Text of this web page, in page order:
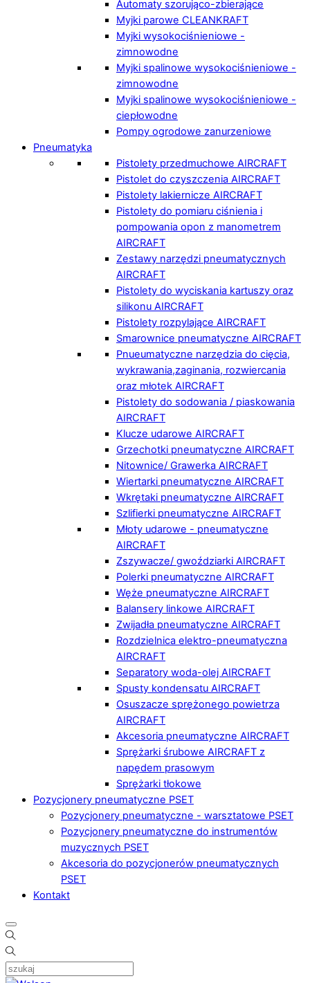
Automaty szorująco-zbierające
Myjki parowe CLEANKRAFT
Myjki wysokociśnieniowe -
zimnowodne
Myjki spalinowe wysokociśnieniowe -
zimnowodne
Myjki spalinowe wysokociśnieniowe -
ciepłowodne
Pompy ogrodowe zanurzeniowe
Pneumatyka
Pistolety przedmuchowe AIRCRAFT
Pistolet do czyszczenia AIRCRAFT
Pistolety lakiernicze AIRCRAFT
Pistolety do pomiaru ciśnienia i
pompowania opon z manometrem
AIRCRAFT
Zestawy narzędzi pneumatycznych
AIRCRAFT
Pistolety do wyciskania kartuszy oraz
silikonu AIRCRAFT
Pistolety rozpylające AIRCRAFT
Smarownice pneumatyczne AIRCRAFT
Pnueumatyczne narzędzia do cięcia,
wykrawania,zaginania, rozwiercania
oraz młotek AIRCRAFT
Pistolety do sodowania / piaskowania
AIRCRAFT
Klucze udarowe AIRCRAFT
Grzechotki pneumatyczne AIRCRAFT
Nitownice/ Grawerka AIRCRAFT
Wiertarki pneumatyczne AIRCRAFT
Wkrętaki pneumatyczne AIRCRAFT
Szlifierki pneumatyczne AIRCRAFT
Młoty udarowe - pneumatyczne
AIRCRAFT
Zszywacze/ gwoździarki AIRCRAFT
Polerki pneumatyczne AIRCRAFT
Węże pneumatyczne AIRCRAFT
Balansery linkowe AIRCRAFT
Zwijadła pneumatyczne AIRCRAFT
Rozdzielnica elektro-pneumatyczna
AIRCRAFT
Separatory woda-olej AIRCRAFT
Spusty kondensatu AIRCRAFT
Osuszacze sprężonego powietrza
AIRCRAFT
Akcesoria pneumatyczne AIRCRAFT
Sprężarki śrubowe AIRCRAFT z
napędem prasowym
Sprężarki tłokowe
Pozycjonery pneumatyczne PSET
Pozycjonery pneumatyczne - warsztatowe PSET
Pozycjonery pneumatyczne do instrumentów
muzycznych PSET
Akcesoria do pozycjonerów pneumatycznych
PSET
Kontakt